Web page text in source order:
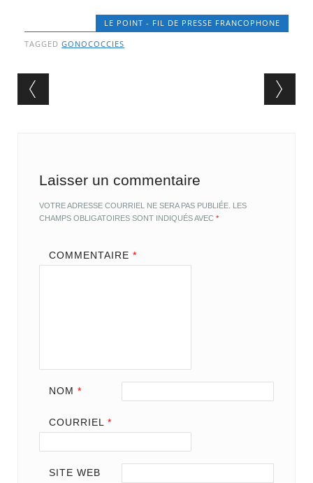
LE POINT - FIL DE PRESSE FRANCOPHONE
TAGGEDGONOCOCCIES
Post navigation
Laisser un commentaire
VOTRE ADRESSE COURRIEL NE SERA PAS PUBLIÉE. LES
CHAMPS OBLIGATOIRES SONT INDIQUÉS AVEC*
COMMENTAIRE *
NOM *
COURRIEL *
SITE WEB